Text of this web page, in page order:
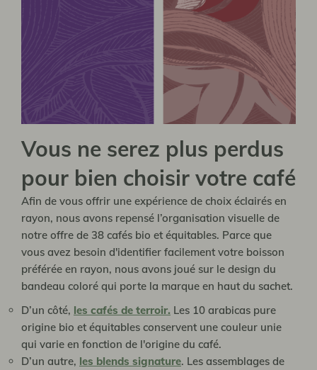
Vous ne serez plus perdus
pour bien choisir votre café
Afin de vous offrir une expérience de choix éclairés en
rayon, nous avons repensé l’organisation visuelle de
notre offre de 38 cafés bio et équitables. Parce que
vous avez besoin d'identifier facilement votre boisson
préférée en rayon, nous avons joué sur le design du
bandeau coloré qui porte la marque en haut du sachet.
D’un côté, les cafés de terroir. Les 10 arabicas pure
origine bio et équitables conservent une couleur unie
qui varie en fonction de l'origine du café.
D’un autre, les blends signature. Les assemblages de